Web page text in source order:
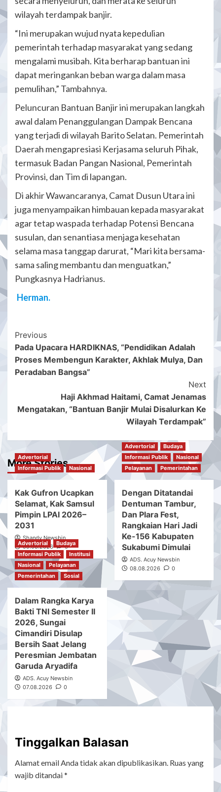
wilayah terdampak banjir.
“Ini merupakan wujud nyata kepedulian
pemerintah terhadap masyarakat yang sedang
mengalami musibah. Kita berharap bantuan ini
dapat meringankan beban warga dalam masa
pemulihan,” Tambahnya.
Peluncuran Bantuan Banjir ini merupakan langkah
awal dalam Penanggulangan Dampak Bencana
yang terjadi di wilayah Barito Selatan. Pemerintah
Daerah mengapresiasi Kerjasama seluruh Pihak,
termasuk Badan Pangan Nasional, Pemerintah
Provinsi, dan Tim di lapangan.
Di akhir Wawancaranya, Camat Dusun Utara ini
juga menyampaikan himbauan kepada masyarakat
agar tetap waspada terhadap Potensi Bencana
susulan, dan senantiasa menjaga kesehatan
selama masa tanggap darurat, “Mari kita bersama-
sama saling membantu dan menguatkan,”
Pungkasnya Hadrianus.
Herman.
Post
Navigation
Previous
Pada Upacara HARDIKNAS, “Pendidikan Adalah
Proses Membengun Karakter, Akhlak Mulya, Dan
Peradaban Bangsa”
Next
Haji Akhmad Haitami, Camat Jenamas
Mengatakan, “Bantuan Banjir Mulai Disalurkan Ke
Wilayah Terdampak”
More Stories
Advertorial
Informasi Publik
Nasional
Kak Gufron Ucapkan
Selamat, Kak Samsul
Pimpin LPAI 2026–
2031
Shandy Newsbin
09.08.2026
0
Advertorial
Budaya
Informasi Publik
Nasional
Pelayanan
Pemerintahan
Dengan Ditatandai
Dentuman Tambur,
Dan Plara Fest,
Rangkaian Hari Jadi
Ke-156 Kabupaten
Sukabumi Dimulai
ADS. Acuy Newsbin
08.08.2026
0
Advertorial
Budaya
Informasi Publik
Institusi
Nasional
Pelayanan
Pemerintahan
Sosial
Dalam Rangka Karya
Bakti TNI Semester II
2026, Sungai
Cimandiri Disulap
Bersih Saat Jelang
Peresmian Jembatan
Garuda Aryadifa
ADS. Acuy Newsbin
07.08.2026
0
Tinggalkan Balasan
Alamat email Anda tidak akan dipublikasikan. Ruas yang
wajib ditandai*